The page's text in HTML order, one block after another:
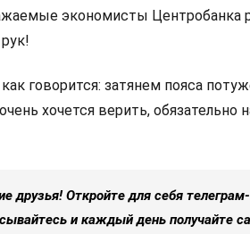
экономисты Центробанка
говорится: затянем пояса
хочется верить,
друзья! Откройте для себя
и каждый день получайте